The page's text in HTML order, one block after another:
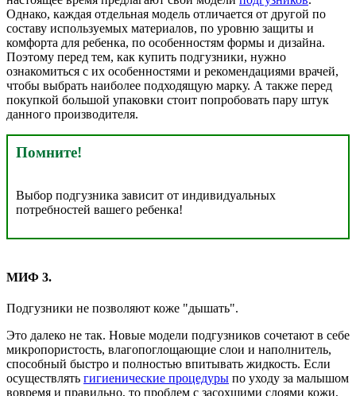
Однако, каждая отдельная модель отличается от другой по
составу используемых материалов, по уровню защиты и
комфорта для ребенка, по особенностям формы и дизайна.
Поэтому перед тем, как купить подгузники, нужно
ознакомиться с их особенностями и рекомендациями врачей,
чтобы выбрать наиболее подходящую марку. А также перед
покупкой большой упаковки стоит попробовать пару штук
данного производителя.
Помните!
Выбор подгузника зависит от индивидуальных
потребностей вашего ребенка!
МИФ 3.
Подгузники не позволяют коже "дышать".
Это далеко не так. Новые модели подгузников сочетают в себе
микропористость, влагопоглощающие слои и наполнитель,
способный быстро и полностью впитывать жидкость. Если
осуществлять гигиенические процедуры по уходу за малышом
вовремя и правильно, то проблем с засохшими слоями кожи,